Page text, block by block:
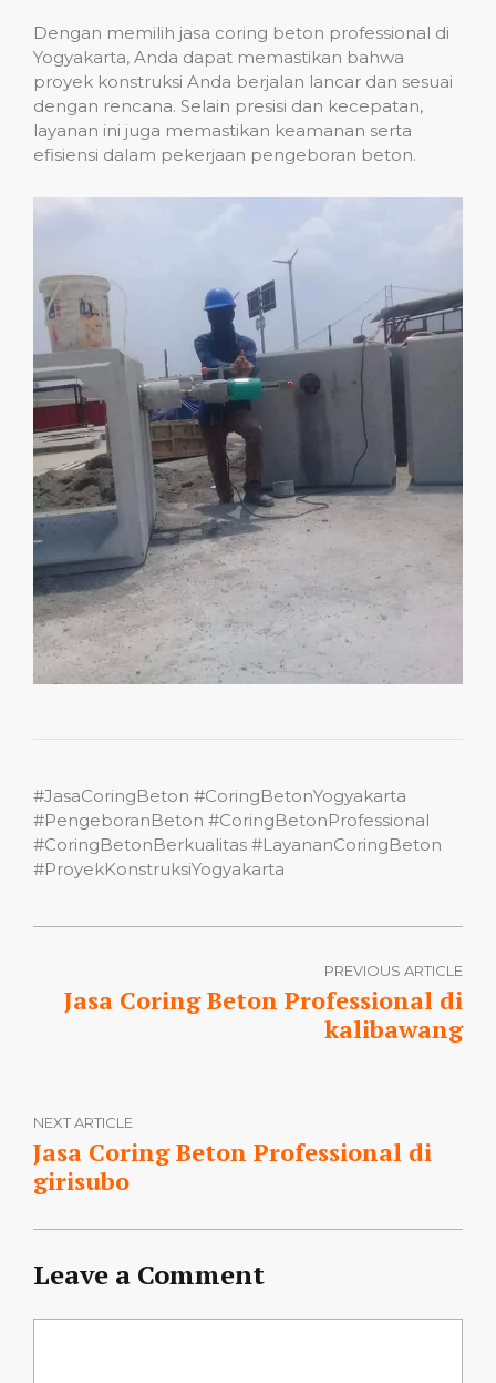
Dengan memilih jasa coring beton professional di
Yogyakarta, Anda dapat memastikan bahwa
proyek konstruksi Anda berjalan lancar dan sesuai
dengan rencana. Selain presisi dan kecepatan,
layanan ini juga memastikan keamanan serta
efisiensi dalam pekerjaan pengeboran beton.
#JasaCoringBeton #CoringBetonYogyakarta
#PengeboranBeton #CoringBetonProfessional
#CoringBetonBerkualitas #LayananCoringBeton
#ProyekKonstruksiYogyakarta
PREVIOUS ARTICLE
Jasa Coring Beton Professional di
kalibawang
NEXT ARTICLE
Jasa Coring Beton Professional di
girisubo
Leave a Comment